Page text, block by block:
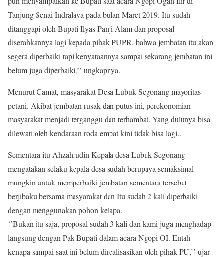
Tanjung Senai Indralaya pada bulan Maret 2019. Itu sudah
ditanggapi oleh Bupati Ilyas Panji Alam dan proposal
diserahkannya lagi kepada pihak PUPR, bahwa jembatan itu akan
segera diperbaiki tapi kenyataannya sampai sekarang jembatan ini
belum juga diperbaiki,’’ ungkapnya.
Menurut Camat, masyarakat Desa Lubuk Segonang mayoritas
petani. Akibat jembatan rusak dan putus ini, perekonomian
masyarakat menjadi terganggu dan terhambat. Yang dulunya bisa
dilewati oleh kendaraan roda empat kini tidak bisa lagi..
Sementara itu Ahzahrudin Kepala desa Lubuk Segonang
mengatakan selaku kepala desa sudah berupaya semaksimal
mungkin untuk memperbaiki jembatan sementara tersebut
berjibaku bersama masyarakat dan Itu sudah 2 kali diperbaiki
dengan menggunakan pohon kelapa.
‘’Bukan itu saja, proposal sudah 3 kali dan kami juga menghadap
langsung dengan Pak Bupati dalam acara Ngopi OI. Entah
kenapa sampai saat ini belum direalisasikan oleh pihak PU,’’ ujar